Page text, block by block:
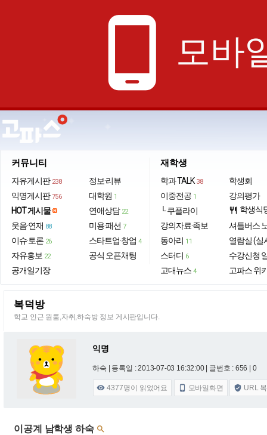
phone_android 모바
커뮤니티
자유게시판 238
익명게시판 756
HOT 게시물
웃음·연재 88
이슈·토론 26
자유홍보 22
공개일기장
정보·리뷰
대학원 1
연애상담 22
미용·패션 7
스타트업·창업 4
공식 오픈채팅
재학생
학과 TALK 38
이중전공 1
└ 쿠플라이
강의자료·족보
동아리 11
스터디 6
고대뉴스 4
학생회
강의평가
restaurant 학생식
셔틀버스
열람실 (실
수강신청
고파스 위
복덕방
학교 인근 원룸,자취,하숙방 정보 게시판입니다.
익명
하숙 | 등록일 : 2013-07-03 16:32:00 | 글번호 : 656 | 0
 4377명이 읽었어요  모바일화면  URL
이공계 남학생 하숙 